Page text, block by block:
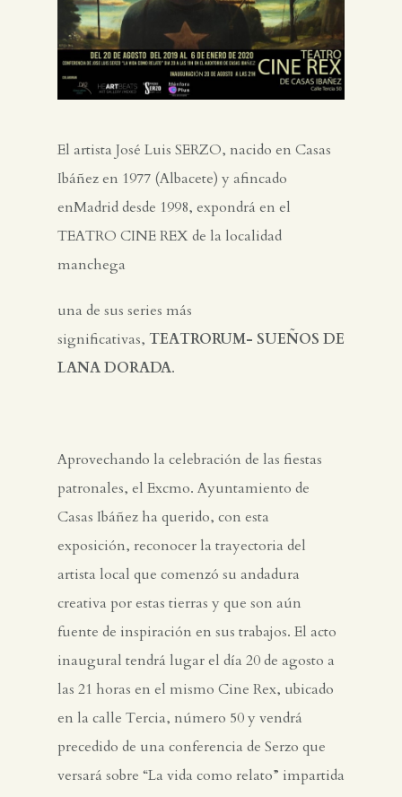
El artista José Luis SERZO, nacido en Casas
Ibáñez en 1977 (Albacete) y afincado
enMadrid desde 1998, expondrá en el
TEATRO CINE REX de la localidad
manchega
una de sus series más
significativas, TEATRORUM- SUEÑOS DE
LANA DORADA.
Aprovechando la celebración de las fiestas
patronales, el Excmo. Ayuntamiento de
Casas Ibáñez ha querido, con esta
exposición, reconocer la trayectoria del
artista local que comenzó su andadura
creativa por estas tierras y que son aún
fuente de inspiración en sus trabajos. El acto
inaugural tendrá lugar el día 20 de agosto a
las 21 horas en el mismo Cine Rex, ubicado
en la calle Tercia, número 50 y vendrá
precedido de una conferencia de Serzo que
versará sobre “La vida como relato” impartida